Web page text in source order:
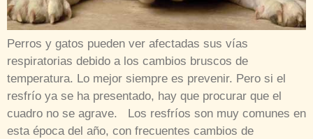
Perros y gatos pueden ver afectadas sus vías
respiratorias debido a los cambios bruscos de
temperatura. Lo mejor siempre es prevenir. Pero si el
resfrío ya se ha presentado, hay que procurar que el
cuadro no se agrave. Los resfríos son muy comunes en
esta época del año, con frecuentes cambios de